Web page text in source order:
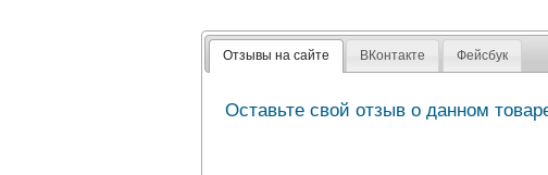
Отзывы на сайте ВКонтакте Фейсбук
Оставьте свой отзыв о данном